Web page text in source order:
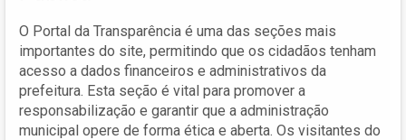
O Portal da Transparência é uma das seções mais
importantes do site, permitindo que os cidadãos tenham
acesso a dados financeiros e administrativos da
prefeitura. Esta seção é vital para promover a
responsabilização e garantir que a administração
municipal opere de forma ética e aberta. Os visitantes do